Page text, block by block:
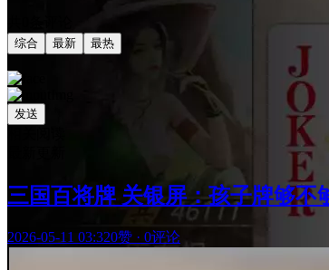
综合 最新 最热
发送
三国百将牌 关银屏：孩子牌够不
2026-05-11 03:320赞 · 0评论